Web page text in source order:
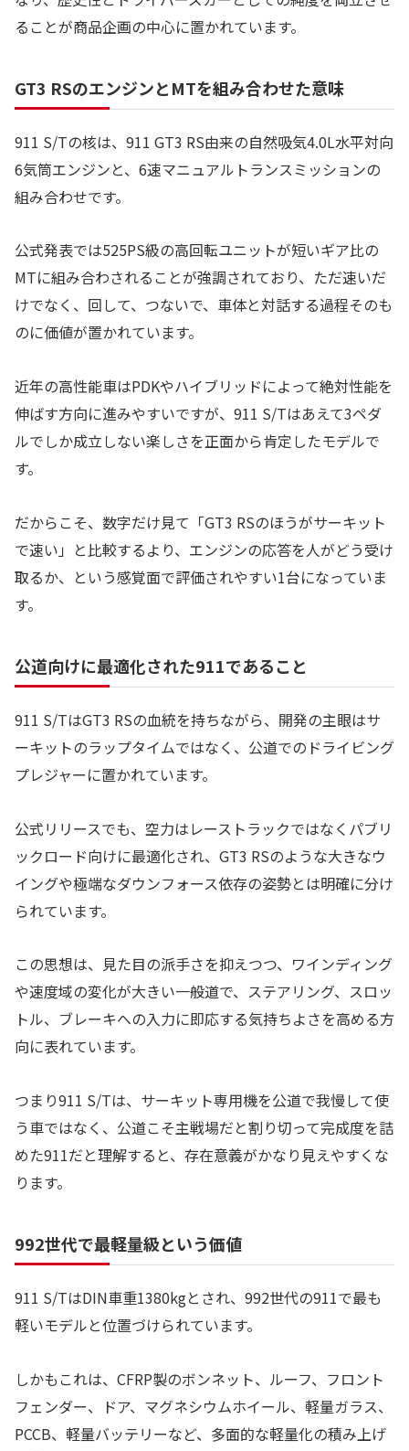
ることが商品企画の中心に置かれています。
GT3 RSのエンジンとMTを組み合わせた意味
911 S/Tの核は、911 GT3 RS由来の自然吸気4.0L水平対向
6気筒エンジンと、6速マニュアルトランスミッションの
組み合わせです。
公式発表では525PS級の高回転ユニットが短いギア比の
MTに組み合わされることが強調されており、ただ速いだ
けでなく、回して、つないで、車体と対話する過程そのも
のに価値が置かれています。
近年の高性能車はPDKやハイブリッドによって絶対性能を
伸ばす方向に進みやすいですが、911 S/Tはあえて3ペダ
ルでしか成立しない楽しさを正面から肯定したモデルで
す。
だからこそ、数字だけ見て「GT3 RSのほうがサーキット
で速い」と比較するより、エンジンの応答を人がどう受け
取るか、という感覚面で評価されやすい1台になっていま
す。
公道向けに最適化された911であること
911 S/TはGT3 RSの血統を持ちながら、開発の主眼はサ
ーキットのラップタイムではなく、公道でのドライビング
プレジャーに置かれています。
公式リリースでも、空力はレーストラックではなくパブリ
ックロード向けに最適化され、GT3 RSのような大きなウ
イングや極端なダウンフォース依存の姿勢とは明確に分け
られています。
この思想は、見た目の派手さを抑えつつ、ワインディング
や速度域の変化が大きい一般道で、ステアリング、スロッ
トル、ブレーキへの入力に即応する気持ちよさを高める方
向に表れています。
つまり911 S/Tは、サーキット専用機を公道で我慢して使
う車ではなく、公道こそ主戦場だと割り切って完成度を詰
めた911だと理解すると、存在意義がかなり見えやすくな
ります。
992世代で最軽量級という価値
911 S/TはDIN車重1380kgとされ、992世代の911で最も
軽いモデルと位置づけられています。
しかもこれは、CFRP製のボンネット、ルーフ、フロント
フェンダー、ドア、マグネシウムホイール、軽量ガラス、
PCCB、軽量バッテリーなど、多面的な軽量化の積み上げ